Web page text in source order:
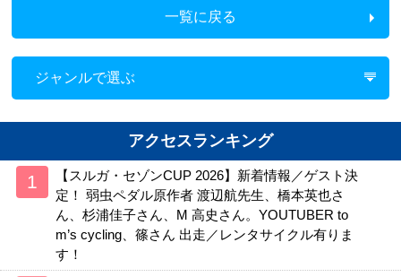
一覧に戻る
ジャンルで選ぶ
アクセスランキング
【スルガ・セゾンCUP 2026】新着情報／ゲスト決
定！ 弱虫ペダル原作者 渡辺航先生、橋本英也さ
ん、杉浦佳子さん、M 高史さん。YOUTUBER to
m’s cycling、篠さん 出走／レンタサイクル有りま
す！